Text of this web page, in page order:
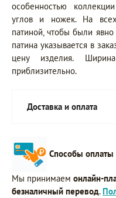
особенностью
углов и ножек. На
патиной, чтобы были
патина указывается в
цену изделия.
приблизительно.
Доставка и оплата
Способы оплаты
Мы принимаем онлайн-
безналичный перевод.